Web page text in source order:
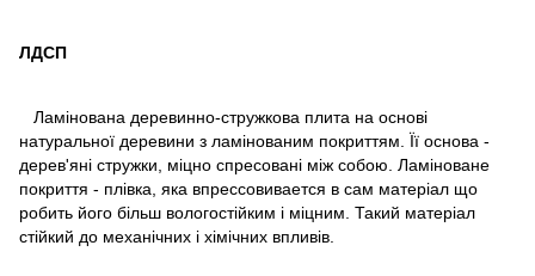
ЛДСП
Ламінована деревинно-стружкова плита на основі
натуральної деревини з ламінованим покриттям. Її основа -
дерев'яні стружки, міцно спресовані між собою. Ламіноване
покриття - плівка, яка впрессовивается в сам матеріал що
робить його більш вологостійким і міцним. Такий матеріал
стійкий до механічних і хімічних впливів.